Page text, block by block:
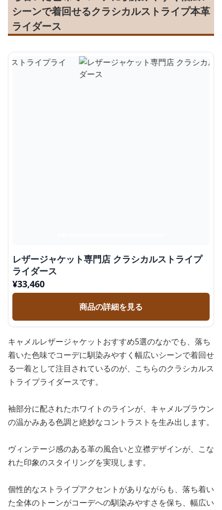
シーンで着回せるクラシカルストライプ本革
ライダース
レザージャケット専門店 クラシカルストライプ
ライダース
¥33,460
商品の詳細を見る
キャメルレザージャケットおすすめ5選のなかでも、落ち
着いた色味でコーデに馴染みやすく幅広いシーンで着回せ
る一着として注目されているのが、こちらのクラシカルス
トライプライダースです。
袖部分に配されたホワイトのラインが、キャメルブラウン
の温かみある色調と絶妙なコントラストを生み出します。
ヴィンテージ感のある革の風合いと立襟デザインが、こな
れた印象のスタイリングを実現します。
個性的なストライプアクセントがありながらも、落ち着い
た全体のトーンがコーデへの馴染みやすさを保ち、幅広い